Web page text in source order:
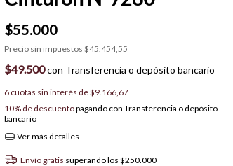
$55.000
Precio sin impuestos$45.454,55
$49.500con Transferencia o depósito bancario
6 cuotas sin interés de$9.166,67
10% de descuentopagando con Transferencia o depósito
bancario
Ver más detalles
Envío gratis superando los $250.000